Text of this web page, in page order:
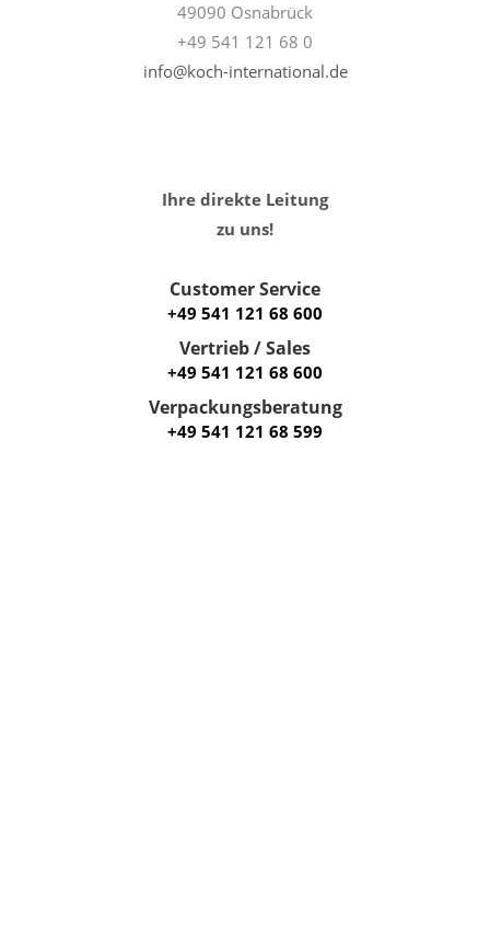
49090 Osnabrück
+49 541 121 68 0
info@koch-international.de
Ihre direkte Leitung
zu uns!
Customer Service
+49 541 121 68 600
Vertrieb / Sales
+49 541 121 68 600
Verpackungsberatung
+49 541 121 68 599